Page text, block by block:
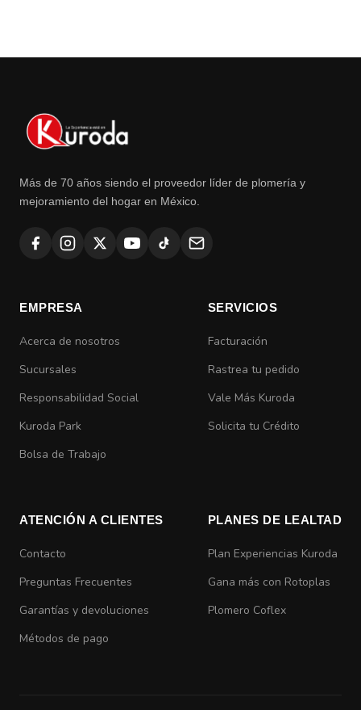
Más de 70 años siendo el proveedor líder de plomería y
mejoramiento del hogar en México.
EMPRESA
Acerca de nosotros
Sucursales
Responsabilidad Social
Kuroda Park
Bolsa de Trabajo
SERVICIOS
Facturación
Rastrea tu pedido
Vale Más Kuroda
Solicita tu Crédito
ATENCIÓN A CLIENTES
Contacto
Preguntas Frecuentes
Garantías y devoluciones
Métodos de pago
PLANES DE LEALTAD
Plan Experiencias Kuroda
Gana más con Rotoplas
Plomero Coflex